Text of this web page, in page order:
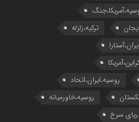
ترکیه،زلزله
روسیه،ایران،اتحاد
روسیه،خاورمیانه
سرخ